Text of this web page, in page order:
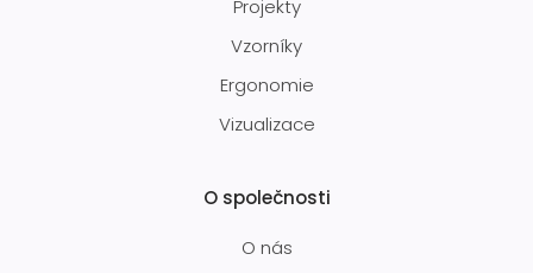
Projekty
Vzorníky
Ergonomie
Vizualizace
O společnosti
O nás